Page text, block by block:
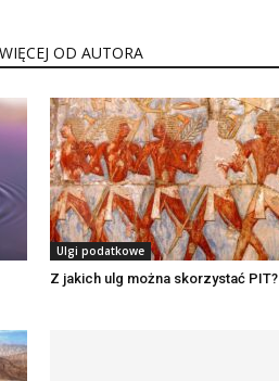
WIĘCEJ OD AUTORA
Ulgi podatkowe
Z jakich ulg można skorzystać PIT?